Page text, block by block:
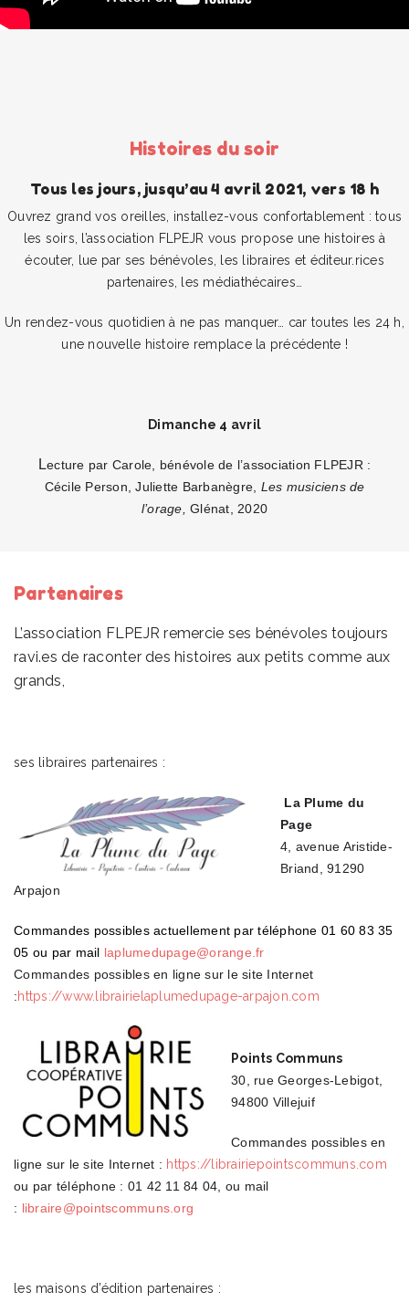
Histoires du soir
Tous les jours, jusqu’au 4 avril 2021, vers 18 h
Ouvrez grand vos oreilles, installez-vous confortablement : tous
les soirs, l’association FLPEJR vous propose une histoires à
écouter, lue par ses bénévoles, les libraires et éditeur.rices
partenaires, les médiathécaires…
Un rendez-vous quotidien à ne pas manquer… car toutes les 24 h,
une nouvelle histoire remplace la précédente !
Dimanche 4 avril
Lecture par Carole, bénévole de l’association FLPEJR :
Cécile Person, Juliette Barbanègre, Les musiciens de
l’orage,Glénat, 2020
Partenaires
L’association FLPEJR remercie ses bénévoles toujours
ravi.es de raconter des histoires aux petits comme aux
grands,
ses libraires partenaires :
La Plume du
Page
4, avenue Aristide-
Briand, 91290
Arpajon
Commandes possibles actuellement par téléphone 01 60 83 35
05 ou par mail laplumedupage@orange.fr
Commandes possibles en ligne sur le site Internet
:https://www.librairielaplumedupage-arpajon.com
Points Communs
30, rue Georges-Lebigot,
94800 Villejuif
Commandes possibles en
ligne sur le site Internet : https://librairiepointscommuns.com
ou par téléphone : 01 42 11 84 04, ou mail
: libraire@pointscommuns.org
les maisons d’édition partenaires :